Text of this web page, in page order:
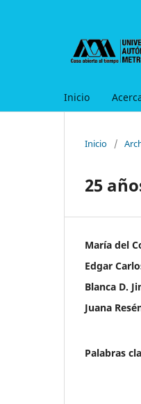
Inicio
Inicio /
25
María del
Edgar
Blanca D.
Juana
Palabras